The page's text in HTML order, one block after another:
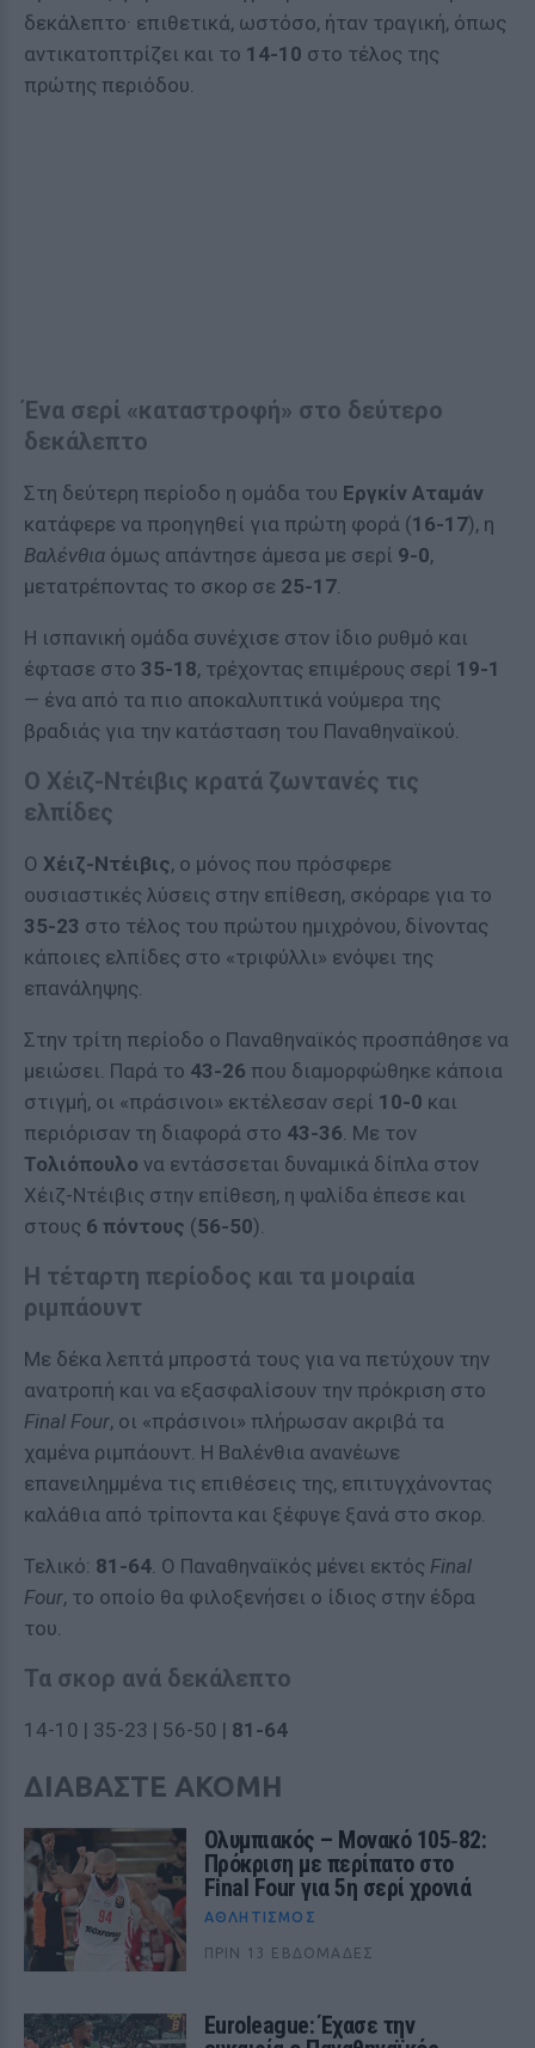
δεκάλεπτο· επιθετικά, ωστόσο, ήταν τραγική, όπως
αντικατοπτρίζει και το 14-10 στο τέλος της
πρώτης περιόδου.
Ένα σερί «καταστροφή» στο δεύτερο
δεκάλεπτο
Στη δεύτερη περίοδο η ομάδα του Εργκίν Αταμάν
κατάφερε να προηγηθεί για πρώτη φορά (16-17), η
Βαλένθια όμως απάντησε άμεσα με σερί 9-0,
μετατρέποντας το σκορ σε 25-17
Η ισπανική ομάδα συνέχισε στον ίδιο ρυθμό και
έφτασε στο 35-18, τρέχοντας επιμέρους σερί 19-1
— ένα από τα πιο αποκαλυπτικά νούμερα της
βραδιάς για την κατάσταση του Παναθηναϊκού.
Ο Χέιζ-Ντέιβις κρατά ζωντανές τις
ελπίδες
Ο Χέιζ-Ντέιβις, ο μόνος που πρόσφερε
ουσιαστικές λύσεις στην επίθεση, σκόραρε για το
35-23 στο τέλος του πρώτου ημιχρόνου, δίνοντας
κάποιες ελπίδες στο «τριφύλλι» ενόψει της
επανάληψης.
Στην τρίτη περίοδο ο Παναθηναϊκός προσπάθησε να
μειώσει. Παρά το 43-26 που διαμορφώθηκε κάποια
στιγμή, οι «πράσινοι» εκτέλεσαν σερί 10-0 και
περιόρισαν τη διαφορά στο 43-36 . Με τον
Τολιόπουλο να εντάσσεται δυναμικά δίπλα στον
Χέιζ-Ντέιβις στην επίθεση, η ψαλίδα έπεσε και
στους 6 πόντους (56-50).
Η τέταρτη περίοδος και τα μοιραία
ριμπάουντ
Με δέκα λεπτά μπροστά τους για να πετύχουν την
ανατροπή και να εξασφαλίσουν την πρόκριση στο
Final Four, οι «πράσινοι» πλήρωσαν ακριβά τα
χαμένα ριμπάουντ. Η Βαλένθια ανανέωνε
επανειλημμένα τις επιθέσεις της, επιτυγχάνοντας
καλάθια από τρίποντα και ξέφυγε ξανά στο σκορ.
Τελικό: 81-64 . Ο Παναθηναϊκός μένει εκτός Final
Four, το οποίο θα φιλοξενήσει ο ίδιος στην έδρα
του.
Τα σκορ ανά δεκάλεπτο
14-10 | 35-23 | 56-50 | 81-64
ΔΙΑΒΑΣΤΕ ΑΚΟΜΗ
Ολυμπιακός – Μονακό 105‑82:
Πρόκριση με περίπατο στο
Final Four για 5η σερί χρονιά
ΑΘΛΗΤΙΣΜΌΣ
ΠΡΙΝ 13 ΕΒΔΟΜΆΔΕΣ
Euroleague: Έχασε την